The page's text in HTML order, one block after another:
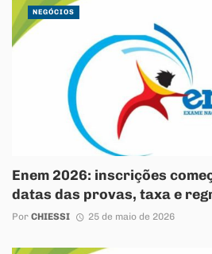
Enem 2026: inscrições
datas das provas, taxa e
Por CHIESSI 25 de maio de 2026
NEGÓCIOS